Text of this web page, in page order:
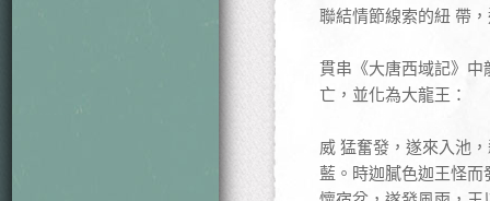
聯結情節線索的紐 帶
貫串《大唐西域記》
亡，並化為大龍王：
威 猛奮發，遂來入池
藍。時迦膩色迦王怪